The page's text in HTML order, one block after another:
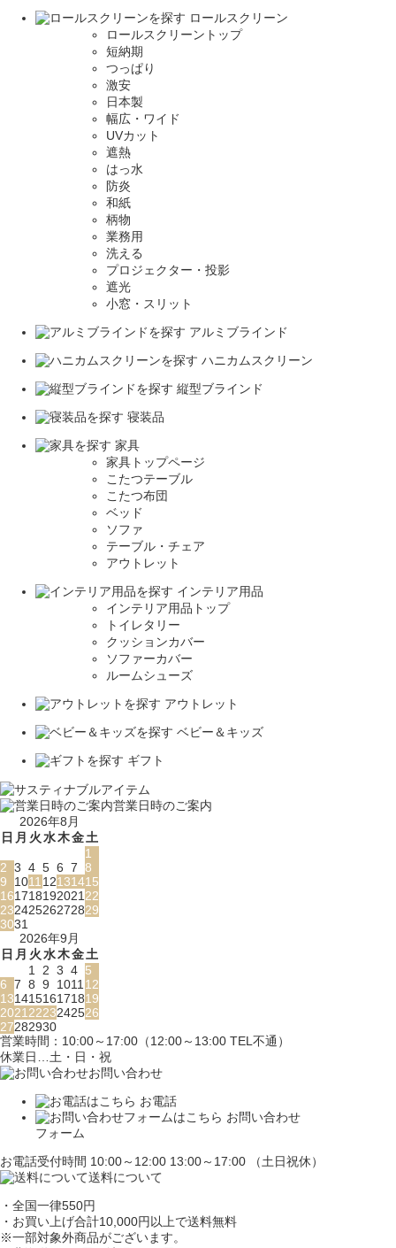
ロールスクリーン
ロールスクリーントップ
短納期
つっぱり
激安
日本製
幅広・ワイド
UVカット
遮熱
はっ水
防炎
和紙
柄物
業務用
洗える
プロジェクター・投影
遮光
小窓・スリット
アルミブラインド
ハニカムスクリーン
縦型ブラインド
寝装品
家具
家具トップページ
こたつテーブル
こたつ布団
ベッド
ソファ
テーブル・チェア
アウトレット
インテリア用品
インテリア用品トップ
トイレタリー
クッションカバー
ソファーカバー
ルームシューズ
アウトレット
ベビー＆キッズ
ギフト
営業日時のご案内
2026年8月
日 月 火水木金土
1
2 3 4 5 6 7 8
9
101112131415
16171819202122
23242526272829
3031
2026年9月
日 月 火水木金土
1 2 3 4 5
6 7 8 9 101112
13141516171819
20212223242526
27282930
営業時間：10:00～17:00（12:00～13:00 TEL不通）
休業日…土・日・祝
お問い合わせ
お電話
お問い合わせ
フォーム
お電話受付時間 10:00～12:00 13:00～17:00 （土日祝休）
送料について
・全国一律550円
・お買い上げ合計10,000円 以上で送料無料
※一部対象外商品がございます。